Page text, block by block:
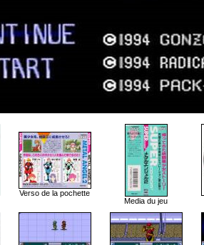
Verso de la pochette
Media du jeu